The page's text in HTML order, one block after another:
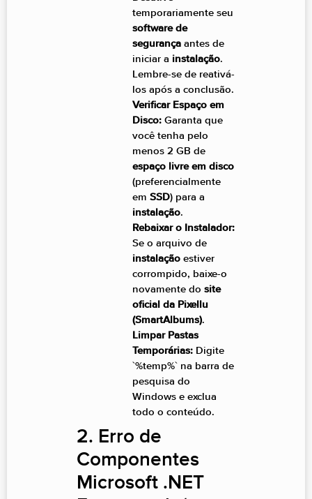
temporariamente seu
software de
segurança antes de
iniciar a instalação.
Lembre-se de reativá-
los após a conclusão.
Verificar Espaço em
Disco: Garanta que
você tenha pelo
menos 2 GB de
espaço livre em disco
(preferencialmente
em SSD) para a
instalação.
Rebaixar o Instalador:
Se o arquivo de
instalação estiver
corrompido, baixe-o
novamente do site
oficial da Pixellu
(SmartAlbums).
Limpar Pastas
Temporárias: Digite
`%temp%` na barra de
pesquisa do
Windows e exclua
todo o conteúdo.
2. Erro de
Componentes
Microsoft .NET